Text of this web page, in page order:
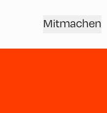
Mitmachen